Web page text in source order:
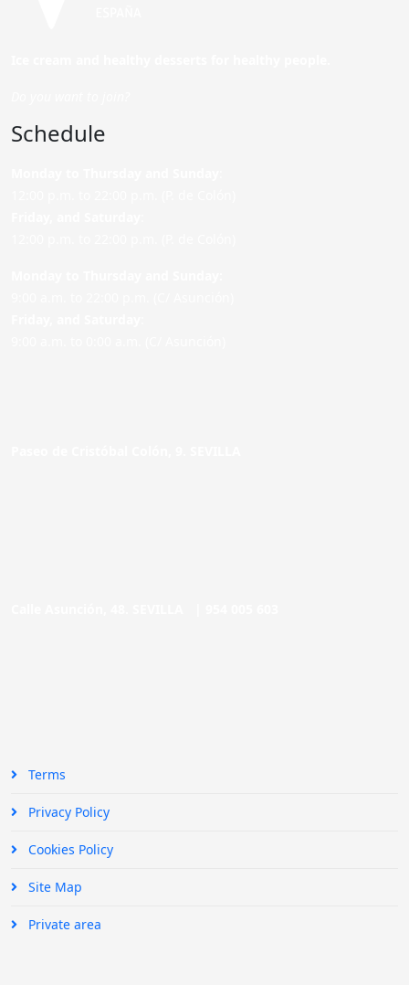
Schedule
Terms
Privacy Policy
Cookies Policy
Site Map
Private area